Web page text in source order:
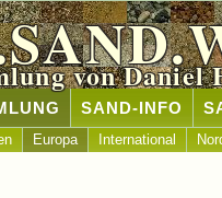
von Daniel
SAND-INFO
Europa International